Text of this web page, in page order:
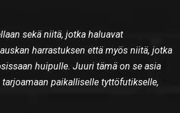
sekä niitä, jotka haluavat
harrastuksen että myös niitä, jotka
huipulle. Juuri tämä on se asia
paikalliselle tyttöfutikselle,